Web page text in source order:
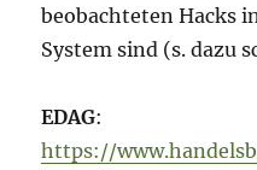
beobachteten Hacks
System sind (s. dazu
EDAG:
https://